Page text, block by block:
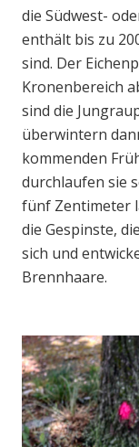
die Südwest-
enthält bis zu
sind. Der
Kronenbereich
sind die
überwintern
kommenden
durchlaufen sie
fünf Zentimeter
die Gespinste,
sich und
Brennhaare.